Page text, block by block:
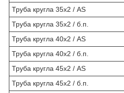
Труба кругла 35х2 / AS
Труба кругла 35х2 / б.п.
Труба кругла 40х2 / AS
Труба кругла 40х2 / б.п.
Труба кругла 45х2 / AS
Труба кругла 45х2 / б.п.